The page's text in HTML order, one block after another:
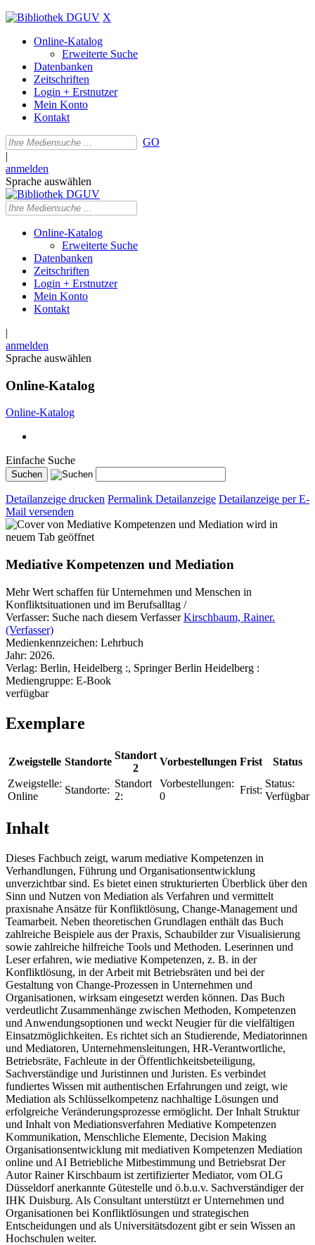
X
Online-Katalog
Erweiterte Suche
Datenbanken
Zeitschriften
Login + Erstnutzer
Mein Konto
Kontakt
GO
|
anmelden
Sprache auswählen
Online-Katalog
Erweiterte Suche
Datenbanken
Zeitschriften
Login + Erstnutzer
Mein Konto
Kontakt
|
anmelden
Sprache auswählen
Online-Katalog
Online-Katalog
Einfache Suche
Detailanzeige drucken Permalink Detailanzeige Detailanzeige per E-
Mail versenden
wird in
neuem Tab geöffnet
Mediative Kompetenzen und Mediation
Mehr Wert schaffen für Unternehmen und Menschen in
Konfliktsituationen und im Berufsalltag /
Verfasser: Suche nach diesem Verfasser Kirschbaum, Rainer.
(Verfasser)
Medienkennzeichen: Lehrbuch
Jahr: 2026.
Verlag: Berlin, Heidelberg :, Springer Berlin Heidelberg :
Mediengruppe: E-Book
verfügbar
Exemplare
Zweigstelle Standorte
Standort
2
Vorbestellungen Frist
Status
Zweigstelle:
Online
Standorte:
Standort
2:
Vorbestellungen:
0
Frist:
Status:
Verfügbar
Inhalt
Dieses Fachbuch zeigt, warum mediative Kompetenzen in
Verhandlungen, Führung und Organisationsentwicklung
unverzichtbar sind. Es bietet einen strukturierten Überblick über den
Sinn und Nutzen von Mediation als Verfahren und vermittelt
praxisnahe Ansätze für Konfliktlösung, Change-Management und
Teamarbeit. Neben theoretischen Grundlagen enthält das Buch
zahlreiche Beispiele aus der Praxis, Schaubilder zur Visualisierung
sowie zahlreiche hilfreiche Tools und Methoden. Leserinnen und
Leser erfahren, wie mediative Kompetenzen, z. B. in der
Konfliktlösung, in der Arbeit mit Betriebsräten und bei der
Gestaltung von Change-Prozessen in Unternehmen und
Organisationen, wirksam eingesetzt werden können. Das Buch
verdeutlicht Zusammenhänge zwischen Methoden, Kompetenzen
und Anwendungsoptionen und weckt Neugier für die vielfältigen
Einsatzmöglichkeiten. Es richtet sich an Studierende, Mediatorinnen
und Mediatoren, Unternehmensleitungen, HR-Verantwortliche,
Betriebsräte, Fachleute in der Öffentlichkeitsbeteiligung,
Sachverständige und Juristinnen und Juristen. Es verbindet
fundiertes Wissen mit authentischen Erfahrungen und zeigt, wie
Mediation als Schlüsselkompetenz nachhaltige Lösungen und
erfolgreiche Veränderungsprozesse ermöglicht. Der Inhalt Struktur
und Inhalt von Mediationsverfahren Mediative Kompetenzen
Kommunikation, Menschliche Elemente, Decision Making
Organisationsentwicklung mit mediativen Kompetenzen Mediation
online und AI Betriebliche Mitbestimmung und Betriebsrat Der
Autor Rainer Kirschbaum ist zertifizierter Mediator, vom OLG
Düsseldorf anerkannte Gütestelle und ö.b.u.v. Sachverständiger der
IHK Duisburg. Als Consultant unterstützt er Unternehmen und
Organisationen bei Konfliktlösungen und strategischen
Entscheidungen und als Universitätsdozent gibt er sein Wissen an
Hochschulen weiter.